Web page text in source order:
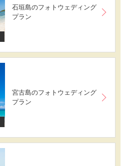
石垣島のフォトウェディング
プラン
宮古島のフォトウェディング
プラン